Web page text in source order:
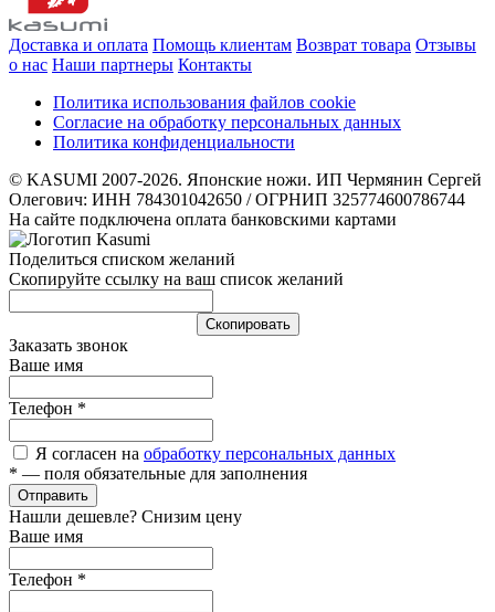
Доставка и оплата Помощь клиентам Возврат товара Отзывы
о нас Наши партнеры Контакты
Политика использования файлов cookie
Согласие на обработку персональных данных
Политика конфиденциальности
© KASUMI 2007-2026. Японские ножи. ИП Чермянин Сергей
Олегович: ИНН 784301042650 / ОГРНИП 325774600786744
На сайте подключена оплата банковскими картами
Поделиться списком желаний
Скопируйте ссылку на ваш список желаний
Cкопировать
Заказать звонок
Ваше имя
Телефон *
Я согласен на обработку персональных данных
* — поля обязательные для заполнения
Отправить
Нашли дешевле? Снизим цену
Ваше имя
Телефон *